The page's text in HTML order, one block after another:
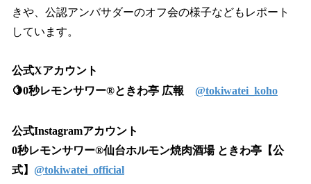
きや、公認アンバサダーのオフ会の様子などもレポート
しています。
公式Xアカウント
🍋0秒レモンサワー®ときわ亭 広報 @tokiwatei_koho
公式Instagramアカウント
0秒レモンサワー®仙台ホルモン焼肉酒場 ときわ亭【公
式】 @tokiwatei_official